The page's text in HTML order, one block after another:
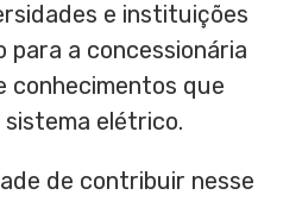
e instituições
para a concessionária
conhecimentos que
elétrico.
de contribuir nesse